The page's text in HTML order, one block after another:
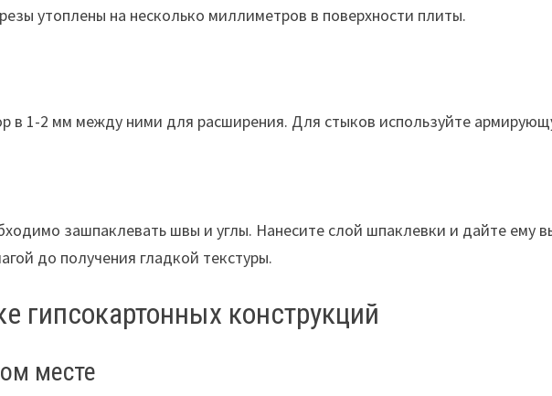
утоплены на несколько миллиметров в поверхности плиты.
в 1-2 мм между ними для расширения. Для стыков используйте
зашпаклевать швы и углы. Нанесите слой шпаклевки и дайте ему
до получения гладкой текстуры.
гипсокартонных конструкций
месте